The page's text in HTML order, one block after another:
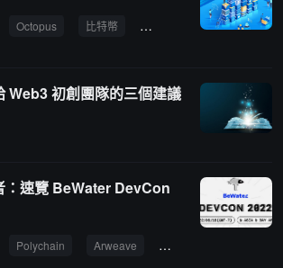
Octopus 比特幣 以太坊 DeFi
Web3 初創團隊的三個建議
：速覽 BeWater DevCon
Polychain Arweave Mina